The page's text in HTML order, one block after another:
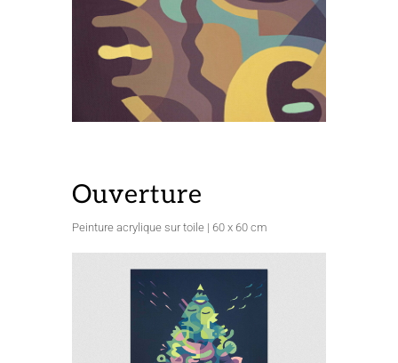
Ouverture
Peinture acrylique sur toile | 60 x 60 cm